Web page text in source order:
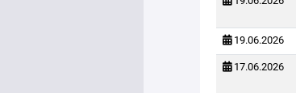
19.06.2026
17.06.2026